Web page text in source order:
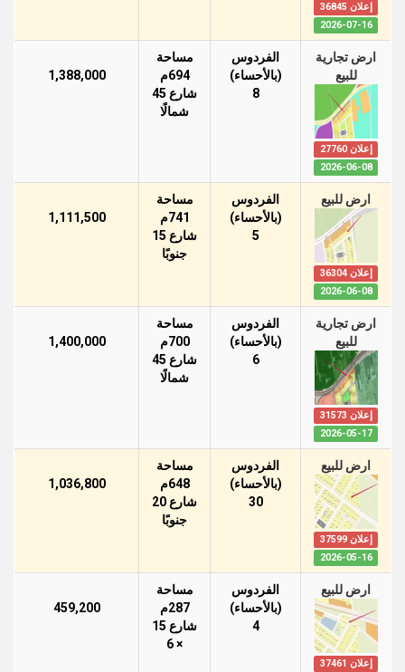
إعلان 36845
2026-07-16
ارض تجارية
للبيع
إعلان 27760
2026-06-08
الفردوس
(بالأحساء)
8
مساحة
694م
شارع 45
شمالًا
1,388,000
ارض للبيع
إعلان 36304
2026-06-08
الفردوس
(بالأحساء)
5
مساحة
741م
شارع 15
جنوبًا
1,111,500
ارض تجارية
للبيع
إعلان 31573
2026-05-17
الفردوس
(بالأحساء)
6
مساحة
700م
شارع 45
شمالًا
1,400,000
ارض للبيع
إعلان 37599
2026-05-16
الفردوس
(بالأحساء)
30
مساحة
648م
شارع 20
جنوبًا
1,036,800
ارض للبيع
إعلان 37461
الفردوس
(بالأحساء)
4
مساحة
287م
شارع 15
× 6
459,200